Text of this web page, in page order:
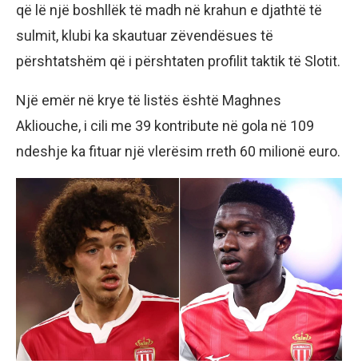
që lë një boshllëk të madh në krahun e djathtë të
sulmit, klubi ka skautuar zëvendësues të
përshtatshëm që i përshtaten profilit taktik të Slotit.
Një emër në krye të listës është Maghnes
Akliouche, i cili me 39 kontribute në gola në 109
ndeshje ka fituar një vlerësim rreth 60 milionë euro.